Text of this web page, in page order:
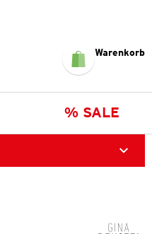
Warenkorb
% SALE